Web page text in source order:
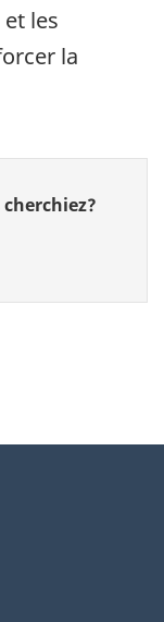
les
la